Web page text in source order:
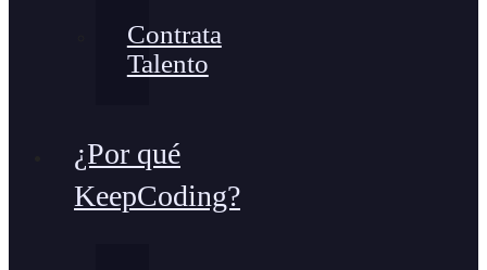
Contrata
Talento
¿Por qué
KeepCoding?